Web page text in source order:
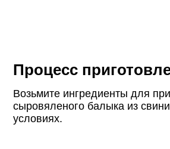
Процесс
Возьмите ингредиенты для
сыровяленого балыка из
условиях.